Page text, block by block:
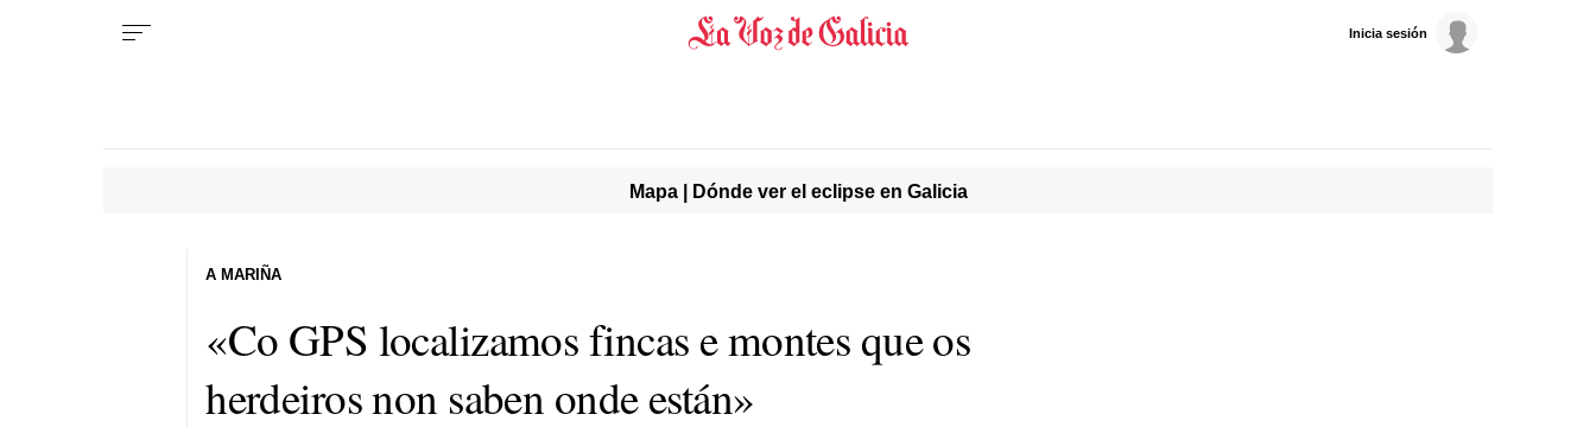
Inicia sesión
Mapa | Dónde ver el eclipse en Galicia
«Co GPS localizamos fincas e montes que os
herdeiros non saben onde están»
A MARIÑA